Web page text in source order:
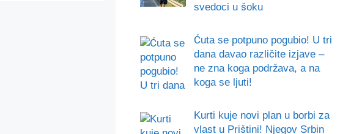
svedoci u šoku
Ćuta se potpuno pogubio! U tri
dana davao različite izjave –
ne zna koga podržava, a na
koga se ljuti!
Kurti kuje novi plan u borbi za
vlast u Prištini! Njegov Srbin